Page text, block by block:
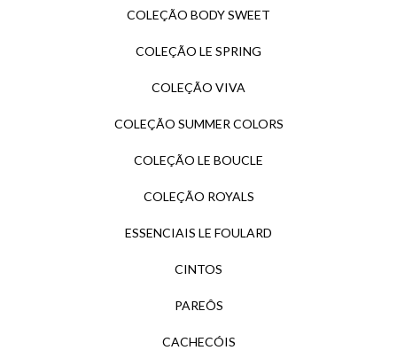
COLEÇÃO BODY SWEET
COLEÇÃO LE SPRING
COLEÇÃO VIVA
COLEÇÃO SUMMER COLORS
COLEÇÃO LE BOUCLE
COLEÇÃO ROYALS
ESSENCIAIS LE FOULARD
CINTOS
PAREÔS
CACHECÓIS